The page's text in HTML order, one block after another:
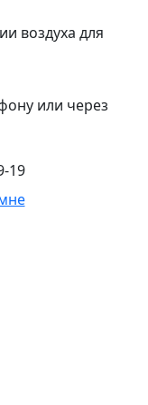
воздуха для
или через
19